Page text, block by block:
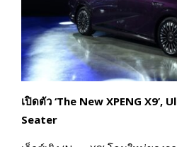
เปิดตัว ‘The New XPENG
Seater